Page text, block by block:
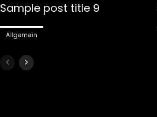
Sample post title 9
Allgemein